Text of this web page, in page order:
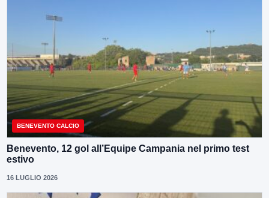
BENEVENTO CALCIO
Benevento, 12 gol all’Equipe Campania nel primo test
estivo
16 LUGLIO 2026